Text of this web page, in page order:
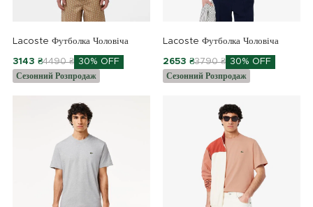
Lacoste Футболка Чоловіча
3143 ₴4490 ₴ 30% OFF
Сезонний Розпродаж
Lacoste Футболка Чоловіча
2653 ₴3790 ₴ 30% OFF
Сезонний Розпродаж